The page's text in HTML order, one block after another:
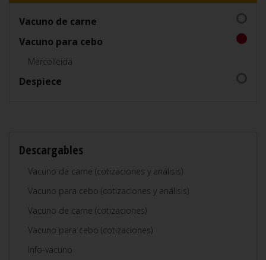
Vacuno de carne
Vacuno para cebo
Mercolleida
Despiece
Descargables
Vacuno de carne (cotizaciones y análisis)
Vacuno para cebo (cotizaciones y análisis)
Vacuno de carne (cotizaciones)
Vacuno para cebo (cotizaciones)
Info-vacuno